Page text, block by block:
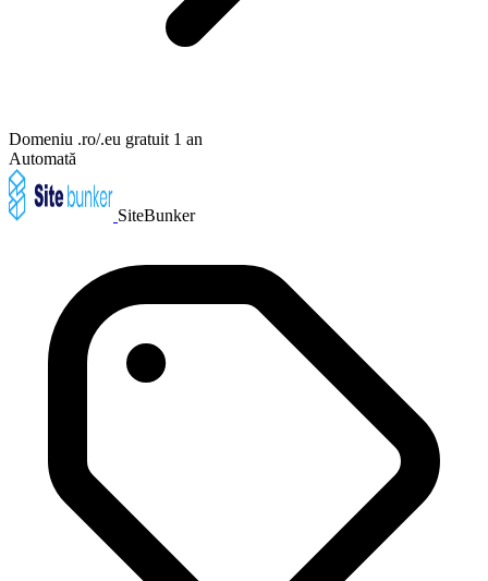
Domeniu .ro/.eu gratuit 1 an
Automată
SiteBunker